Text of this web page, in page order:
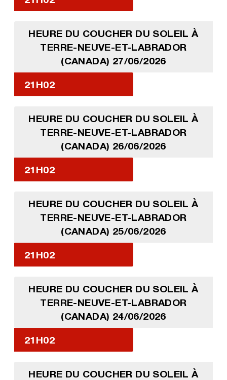
HEURE DU COUCHER DU SOLEIL À
TERRE-NEUVE-ET-LABRADOR
(CANADA) 27/06/2026
21H02
HEURE DU COUCHER DU SOLEIL À
TERRE-NEUVE-ET-LABRADOR
(CANADA) 26/06/2026
21H02
HEURE DU COUCHER DU SOLEIL À
TERRE-NEUVE-ET-LABRADOR
(CANADA) 25/06/2026
21H02
HEURE DU COUCHER DU SOLEIL À
TERRE-NEUVE-ET-LABRADOR
(CANADA) 24/06/2026
21H02
HEURE DU COUCHER DU SOLEIL À